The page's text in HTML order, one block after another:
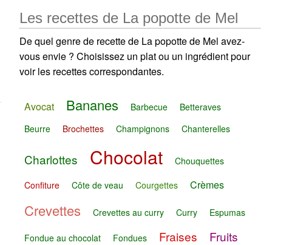
Les recettes de La popotte de Mel
De quel genre de recette de La popotte de Mel avez-
vous envie ? Choisissez un plat ou un ingrédient pour
voir les recettes correspondantes.
Avocat Bananes Barbecue
Betteraves
Beurre
Brochettes Champignons Chanterelles
Charlottes Chocolat Chouquettes
Confiture Côte de veau Courgettes Crèmes
Crevettes Crevettes au curry Curry Espumas
Fondue au chocolat Fondues Fraises Fruits